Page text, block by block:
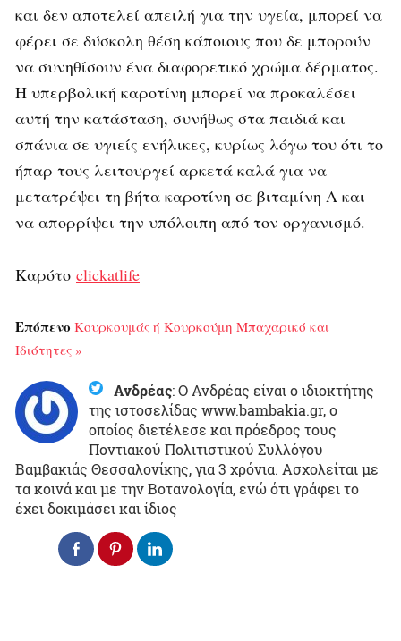
και δεν αποτελεί απειλή για την υγεία, μπορεί να
φέρει σε δύσκολη θέση κάποιους που δε μπορούν
να συνηθίσουν ένα διαφορετικό χρώμα δέρματος.
Η υπερβολική καροτίνη μπορεί να προκαλέσει
αυτή την κατάσταση, συνήθως στα παιδιά και
σπάνια σε υγιείς ενήλικες, κυρίως λόγω του ότι το
ήπαρ τους λειτουργεί αρκετά καλά για να
μετατρέψει τη βήτα καροτίνη σε βιταμίνη Α και
να απορρίψει την υπόλοιπη από τον οργανισμό.
Καρότο clickatlife
Επόπενο Κουρκουμάς ή Κουρκούμη Μπαχαρικό και
Ιδιότητες »
Ανδρέας:Ο Ανδρέας είναι ο ιδιοκτήτης
της ιστοσελίδας www.bambakia.gr, ο
οποίος διετέλεσε και πρόεδρος τους
Ποντιακού Πολιτιστικού Συλλόγου
Βαμβακιάς Θεσσαλονίκης, για 3 χρόνια. Ασχολείται με
τα κοινά και με την Βοτανολογία, ενώ ότι γράφει το
έχει δοκιμάσει και ίδιος